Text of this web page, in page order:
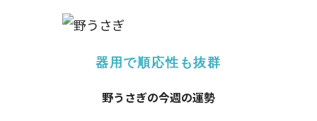
器用で順応性も抜群
野うさぎの今週の運勢